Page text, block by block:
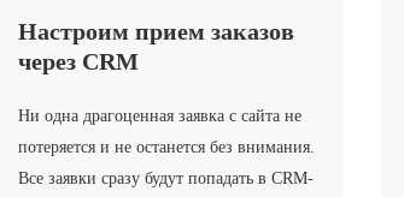
Настроим прием заказов
через CRM
Ни одна драгоценная заявка с сайта не
потеряется и не останется без внимания.
Все заявки сразу будут попадать в CRM-